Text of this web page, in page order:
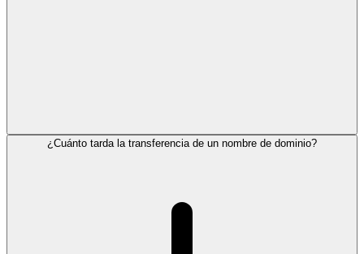
¿Cuánto tarda la transferencia de un nombre de dominio?